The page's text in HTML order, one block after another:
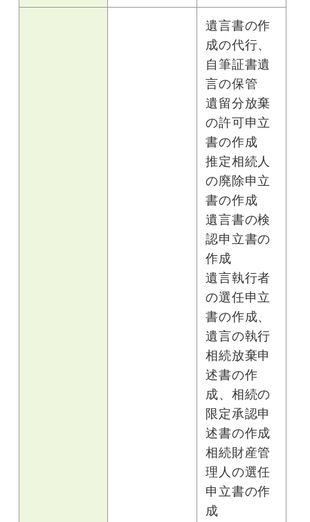
遺言書の作
成の代行、
自筆証書遺
言の保管
遺留分放棄
の許可申立
書の作成
推定相続人
の廃除申立
書の作成
遺言書の検
認申立書の
作成
遺言執行者
の選任申立
書の作成、
遺言の執行
相続放棄申
述書の作
成、相続の
限定承認申
述書の作成
相続財産管
理人の選任
申立書の作
成